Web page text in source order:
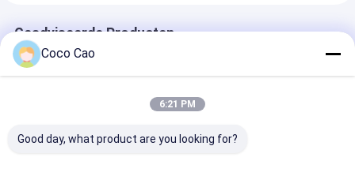
Geadviseerde Producten
Coco Cao
6:21 PM
Good day, what product are you looking for?